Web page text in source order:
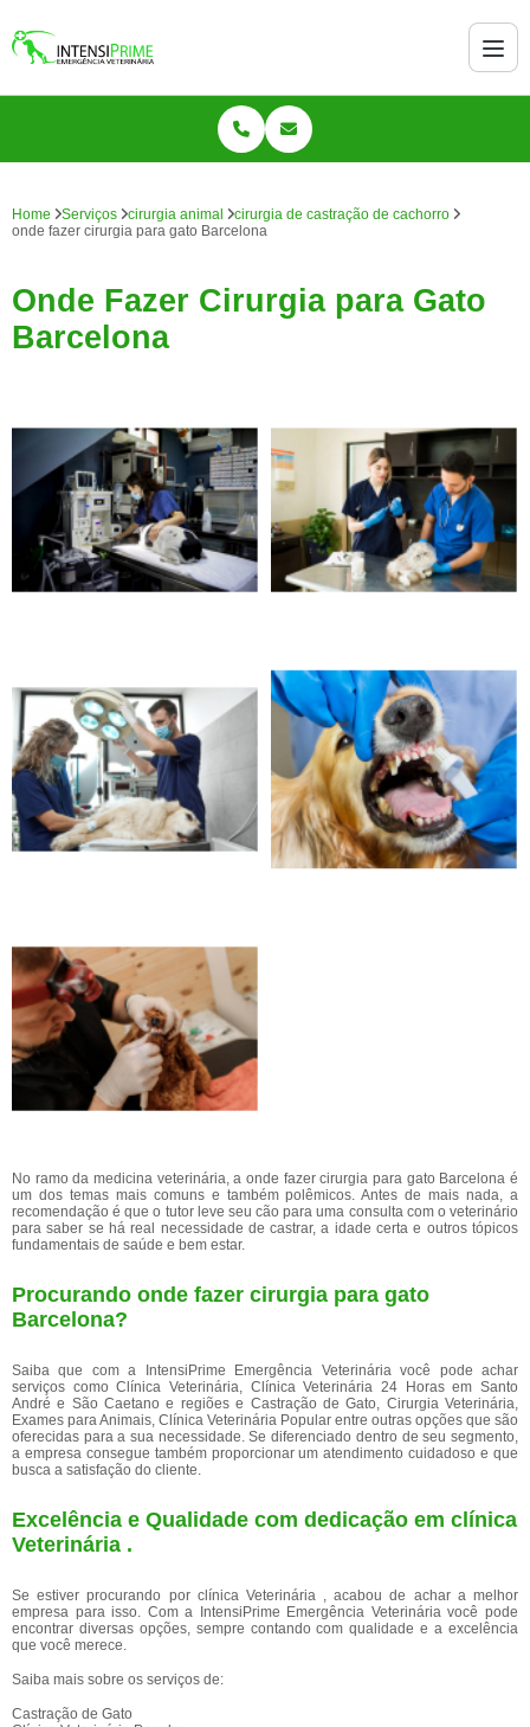
Home Serviços cirurgia animal
cirurgia de castração de cachorro
onde fazer cirurgia para gato Barcelona
Onde Fazer Cirurgia para Gato
Barcelona
No ramo da medicina veterinária, a onde fazer cirurgia para gato Barcelona é
um dos temas mais comuns e também polêmicos. Antes de mais nada, a
recomendação é que o tutor leve seu cão para uma consulta com o veterinário
para saber se há real necessidade de castrar, a idade certa e outros tópicos
fundamentais de saúde e bem estar.
Procurando onde fazer cirurgia para gato
Barcelona?
Saiba que com a IntensiPrime Emergência Veterinária você pode achar
serviços como Clínica Veterinária, Clínica Veterinária 24 Horas em Santo
André e São Caetano e regiões e Castração de Gato, Cirurgia Veterinária,
Exames para Animais, Clínica Veterinária Popular entre outras opções que são
oferecidas para a sua necessidade. Se diferenciado dentro de seu segmento,
a empresa consegue também proporcionar um atendimento cuidadoso e que
busca a satisfação do cliente.
Excelência e Qualidade com dedicação em clínica
Veterinária .
Se estiver procurando por clínica Veterinária , acabou de achar a melhor
empresa para isso. Com a IntensiPrime Emergência Veterinária você pode
encontrar diversas opções, sempre contando com qualidade e a excelência
que você merece.
Saiba mais sobre os serviços de:
Castração de Gato